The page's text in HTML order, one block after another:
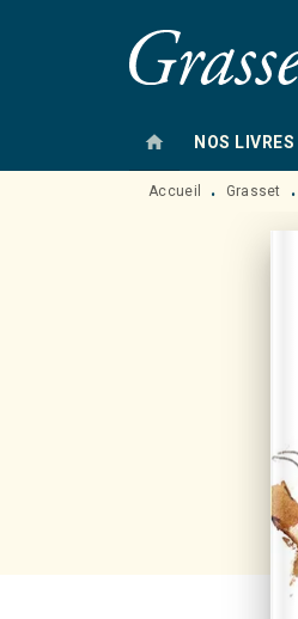
MENU
home NOS LIVRES
Accueil • Grasset •